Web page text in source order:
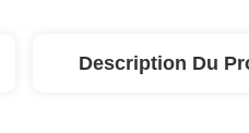
Description Du